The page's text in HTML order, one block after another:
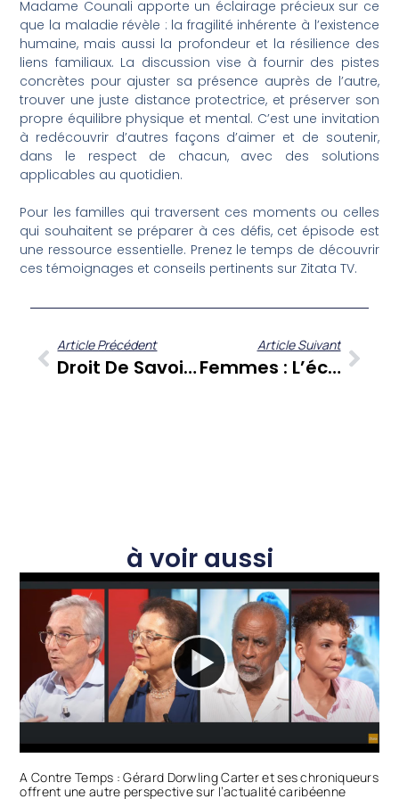
Madame Counali apporte un éclairage précieux sur ce
que la maladie révèle : la fragilité inhérente à l’existence
humaine, mais aussi la profondeur et la résilience des
liens familiaux. La discussion vise à fournir des pistes
concrètes pour ajuster sa présence auprès de l’autre,
trouver une juste distance protectrice, et préserver son
propre équilibre physique et mental. C’est une invitation
à redécouvrir d’autres façons d’aimer et de soutenir,
dans le respect de chacun, avec des solutions
applicables au quotidien.
Pour les familles qui traversent ces moments ou celles
qui souhaitent se préparer à ces défis, cet épisode est
une ressource essentielle. Prenez le temps de découvrir
ces témoignages et conseils pertinents sur Zitata TV.
Article Précédent
Droit De Savoir : Des Avocats Martiniquais Démystifient Le Référé-Suspension
Article Suivant
Femmes : L’éclat Des Parcours Martiniquais Avec Bérardine Mardé Et Karine Barclaïs
à voir aussi
A Contre Temps : Gérard Dorwling Carter et ses chroniqueurs
offrent une autre perspective sur l’actualité caribéenne